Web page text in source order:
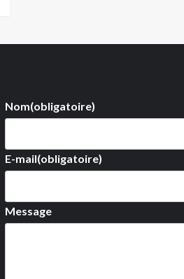
Nom(obligatoire)
E-mail(obligatoire)
Message